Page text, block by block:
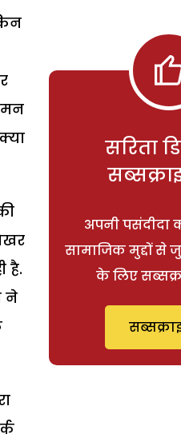
मन
है.
ने
सरिता
अपनी पसंदीदा
सामाजिक मुद्दों से
के लिए